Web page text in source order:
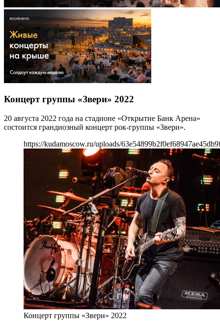
Концерт группы «Звери» 2022
20 августа 2022 года на стадионе «Открытие Банк Арена»
состоится грандиозный концерт рок-группы «Звери».
https://kudamoscow.ru/uploads/
Концерт группы «Звери» 2022